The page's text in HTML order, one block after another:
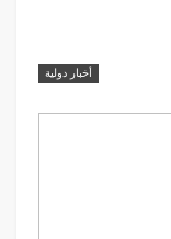
أخبار دولية